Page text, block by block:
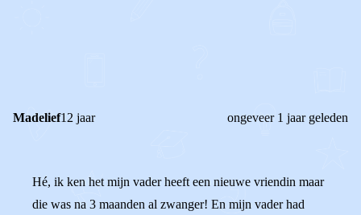
Madelief12 jaar ongeveer 1 jaar geleden
Hé, ik ken het mijn vader heeft een nieuwe vriendin maar
die was na 3 maanden al zwanger! En mijn vader had